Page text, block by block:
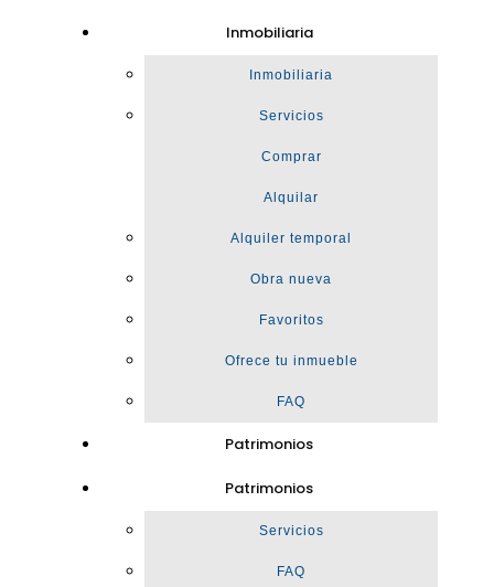
Inmobiliaria
Inmobiliaria
Servicios
Comprar
Alquilar
Alquiler temporal
Obra nueva
Favoritos
Ofrece tu inmueble
FAQ
Patrimonios
Patrimonios
Servicios
FAQ